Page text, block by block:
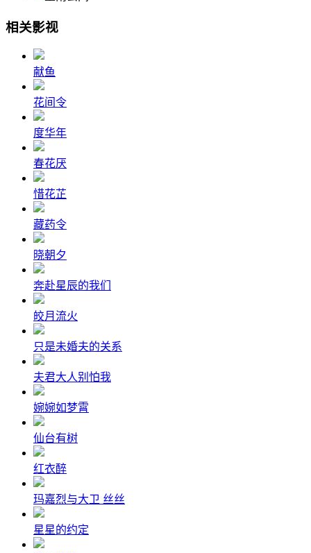
相关影视
献鱼
花间令
度华年
春花厌
惜花芷
藏药令
晓朝夕
奔赴星辰的我们
皎月流火
只是未婚夫的关系
夫君大人别怕我
婉婉如梦霄
仙台有树
红衣醉
玛嘉烈与大卫 丝丝
星星的约定